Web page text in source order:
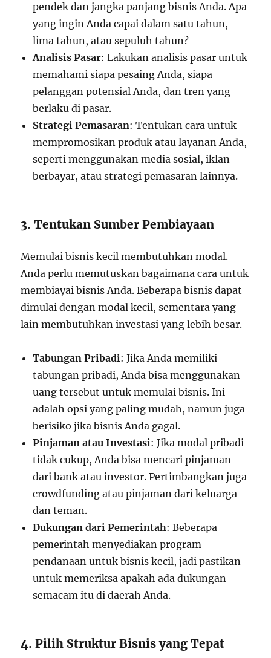
pendek dan jangka panjang bisnis Anda. Apa
yang ingin Anda capai dalam satu tahun,
lima tahun, atau sepuluh tahun?
Analisis Pasar: Lakukan analisis pasar untuk
memahami siapa pesaing Anda, siapa
pelanggan potensial Anda, dan tren yang
berlaku di pasar.
Strategi Pemasaran: Tentukan cara untuk
mempromosikan produk atau layanan Anda,
seperti menggunakan media sosial, iklan
berbayar, atau strategi pemasaran lainnya.
3. Tentukan Sumber Pembiayaan
Memulai bisnis kecil membutuhkan modal.
Anda perlu memutuskan bagaimana cara untuk
membiayai bisnis Anda. Beberapa bisnis dapat
dimulai dengan modal kecil, sementara yang
lain membutuhkan investasi yang lebih besar.
Tabungan Pribadi: Jika Anda memiliki
tabungan pribadi, Anda bisa menggunakan
uang tersebut untuk memulai bisnis. Ini
adalah opsi yang paling mudah, namun juga
berisiko jika bisnis Anda gagal.
Pinjaman atau Investasi: Jika modal pribadi
tidak cukup, Anda bisa mencari pinjaman
dari bank atau investor. Pertimbangkan juga
crowdfunding atau pinjaman dari keluarga
dan teman.
Dukungan dari Pemerintah: Beberapa
pemerintah menyediakan program
pendanaan untuk bisnis kecil, jadi pastikan
untuk memeriksa apakah ada dukungan
semacam itu di daerah Anda.
4. Pilih Struktur Bisnis yang Tepat